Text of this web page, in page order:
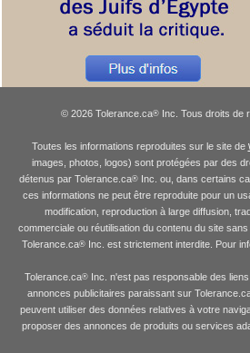
© 2026 Tolerance.ca®Inc. Tous droits de
Toutes les informations reproduites sur le site de
images, photos, logos) sont protégées par des
détenus par Tolerance.ca® Inc. ou, dans certains
ces informations ne peut être reproduite pour un
modification, reproduction à large diffusion,
commerciale ou réutilisation du contenu du site
Tolerance.ca® Inc. est strictement interdite. Pour
Tolerance.ca® Inc. n'est pas responsable des
annonces publicitaires paraissant sur
peuvent utiliser des données relatives à votre
proposer des annonces de produits ou services